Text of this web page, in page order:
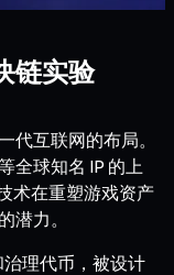
链实验
代互联网的布局。
全球知名 IP 的上
术在重塑游戏资产
潜力。
理代币，被设计